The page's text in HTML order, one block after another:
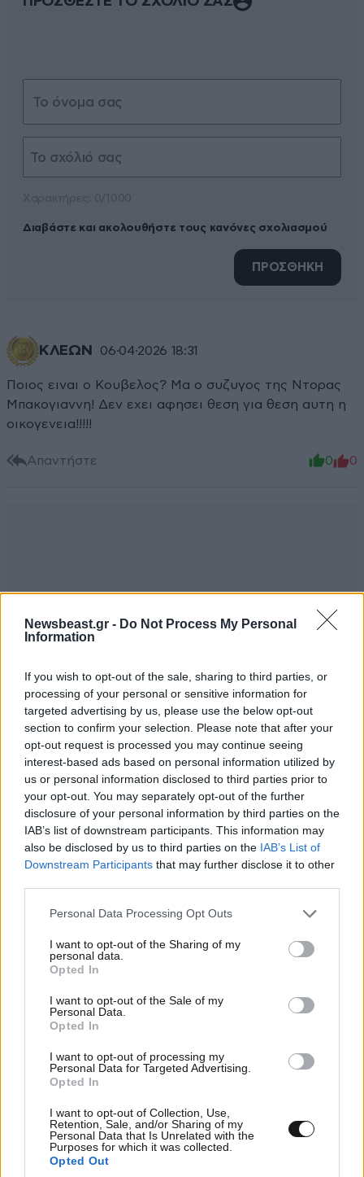
Newsbeast.gr - Do Not Process My Personal
Information
If you wish to opt-out of the sale, sharing to third parties, or
processing of your personal or sensitive information for
targeted advertising by us, please use the below opt-out
section to confirm your selection. Please note that after your
opt-out request is processed you may continue seeing
interest-based ads based on personal information utilized by
us or personal information disclosed to third parties prior to
your opt-out. You may separately opt-out of the further
disclosure of your personal information by third parties on the
IAB’s list of downstream participants. This information may
also be disclosed by us to third parties on the IAB’s List of
Downstream Participants that may further disclose it to other
Please note that this website/app uses one or more Google
not limited to your visit or usage behaviour. You may click to
grant or deny consent to Google and its third-party tags to
use your data for below specified purposes in below Google
consent section.
Personal Data Processing Opt Outs
I want to opt-out of the Sharing of my
personal data.
Opted In
I want to opt-out of the Sale of my
Personal Data.
Opted In
I want to opt-out of processing my
Personal Data for Targeted Advertising.
Opted In
I want to opt-out of Collection, Use,
Retention, Sale, and/or Sharing of my
Personal Data that Is Unrelated with the
Purposes for which it was collected.
Opted Out
Διαβάστε και ακολουθήστε τους κανόνες σχολιασμού
ΠΡΟΣΘΗΚΗ
KΛΕΩΝ 06·04·2026 18:31
Ποιος ειναι ο Κουβελος? Μα ο συζυγος της Ντορας
Μπακογιαννη! Δεν εχει αφησει θεση για θεση αυτη η
οικογενεια!!!!!
Απαντήστε 0 0
TRENDING
LIFESTYLE08·08·2026 19:12
Εριέττα Κούρκουλου – Τα 33α γενέθλια και τα
φιλιά με τον Βύρωνα Βασιλειάδη: «Καμία στιγμή
ευτυχίας δεδομένη»